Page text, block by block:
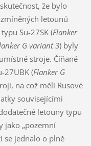
že bylo
letounů
Su-27SK (Flanker
G variant 3) byly
stroje. Číňané
27UBK (Flanker G
na což měli Rusové
souvisejícími
letouny typu
jako „pozemní
se jednalo o plně